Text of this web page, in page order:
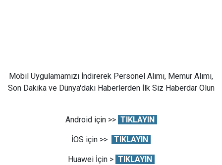
Mobil Uygulamamızı İndirerek Personel Alımı, Memur Alımı,
Son Dakika ve Dünya'daki Haberlerden İlk Siz Haberdar Olun
Android için >> TIKLAYIN
İOS için >> TIKLAYIN
Huawei İçin > TIKLAYIN